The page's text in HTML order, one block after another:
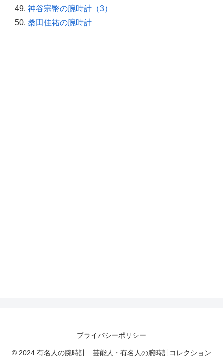
神谷宗幣の腕時計（3）
桑田佳祐の腕時計
プライバシーポリシー
© 2024 有名人の腕時計 芸能人・有名人の腕時計コレクション